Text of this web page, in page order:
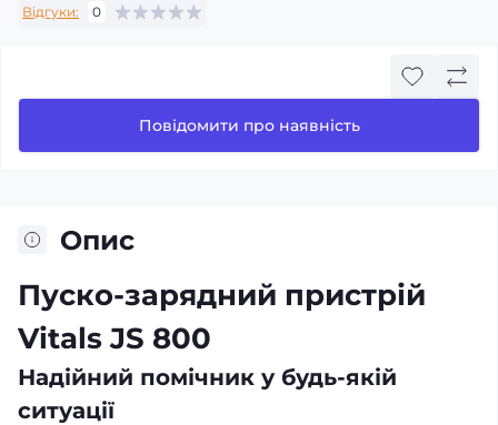
Відгуки:
0
Повідомити про наявність
Опис
Пуско-зарядний пристрій
Vitals JS 800
Надійний помічник у будь-якій
ситуації